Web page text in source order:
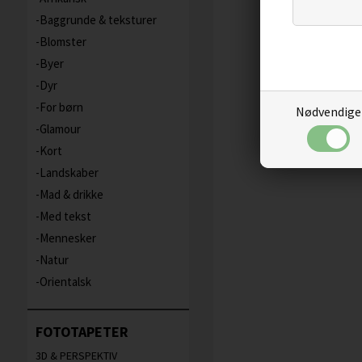
Nødvendige
Baggrunde & teksturer
Blomster
Byer
Dyr
For børn
Glamour
Kort
Landskaber
Mad & drikke
Med tekst
Mennesker
Natur
Orientalsk
FOTOTAPETER
3D & PERSPEKTIV